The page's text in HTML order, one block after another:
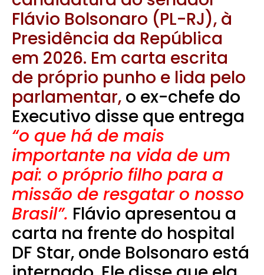
Flávio Bolsonaro (PL-RJ), à
Presidência da República
em 2026. Em carta escrita
de próprio punho e lida pelo
parlamentar, o ex-chefe do
Executivo disse que entrega
“o que há de mais
importante na vida de um
pai: o próprio filho para a
missão de resgatar o nosso
Brasil”. Flávio apresentou a
carta na frente do hospital
DF Star, onde Bolsonaro está